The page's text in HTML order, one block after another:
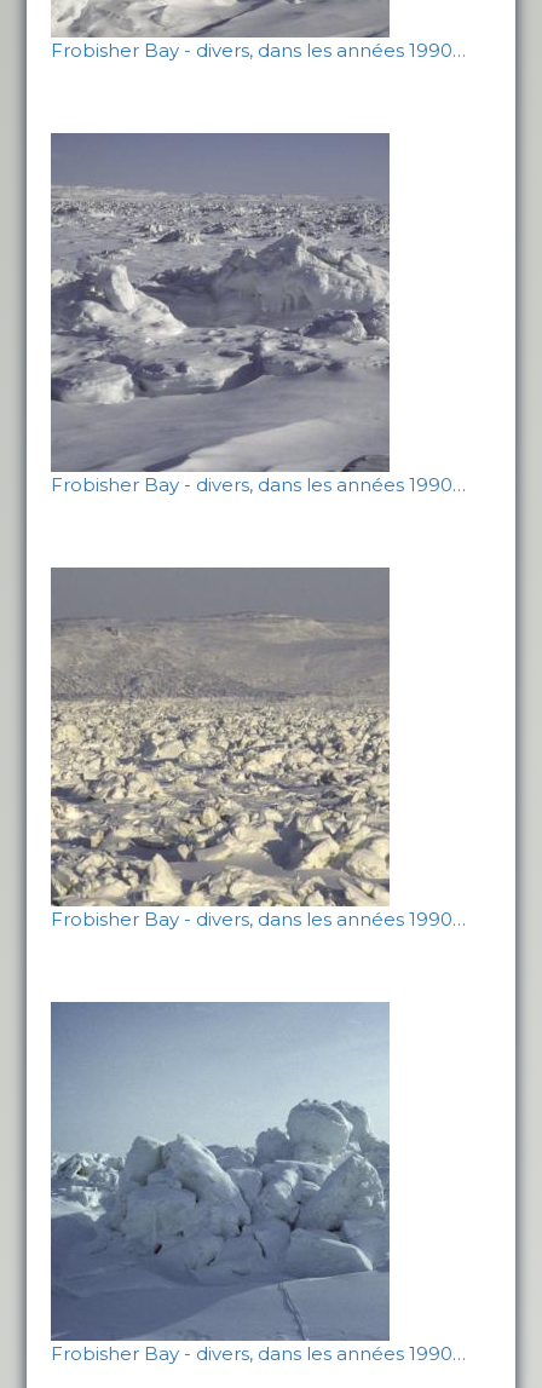
Frobisher Bay - divers, dans les années 1990…
Frobisher Bay - divers, dans les années 1990…
Frobisher Bay - divers, dans les années 1990…
Frobisher Bay - divers, dans les années 1990…